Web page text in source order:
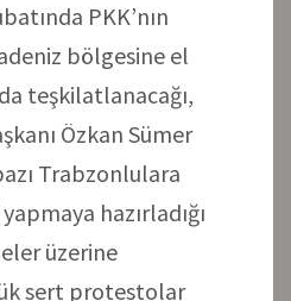
PKK’nın
bölgesine el
teşkilatlanacağı,
Özkan Sümer
Trabzonlulara
hazırladığı
üzerine
sert protestolar